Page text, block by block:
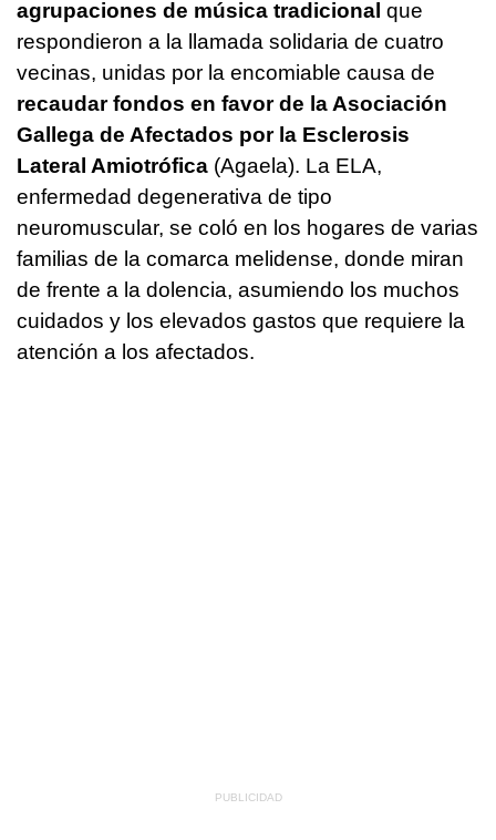
agrupaciones de música tradicional que
respondieron a la llamada solidaria de cuatro
vecinas, unidas por la encomiable causa de
recaudar fondos en favor de la Asociación
Gallega de Afectados por la Esclerosis
Lateral Amiotrófica (Agaela). La ELA,
enfermedad degenerativa de tipo
neuromuscular, se coló en los hogares de varias
familias de la comarca melidense, donde miran
de frente a la dolencia, asumiendo los muchos
cuidados y los elevados gastos que requiere la
atención a los afectados.